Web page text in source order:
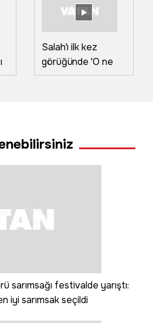
Salah'ı ilk kez
görüğünde 'O ne
bilama bişe' diyen
sarımsağı festivalde yarıştı:
iyi sarımsak seçildi